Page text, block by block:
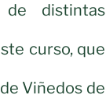
de distintas
curso, que
Viñedos de